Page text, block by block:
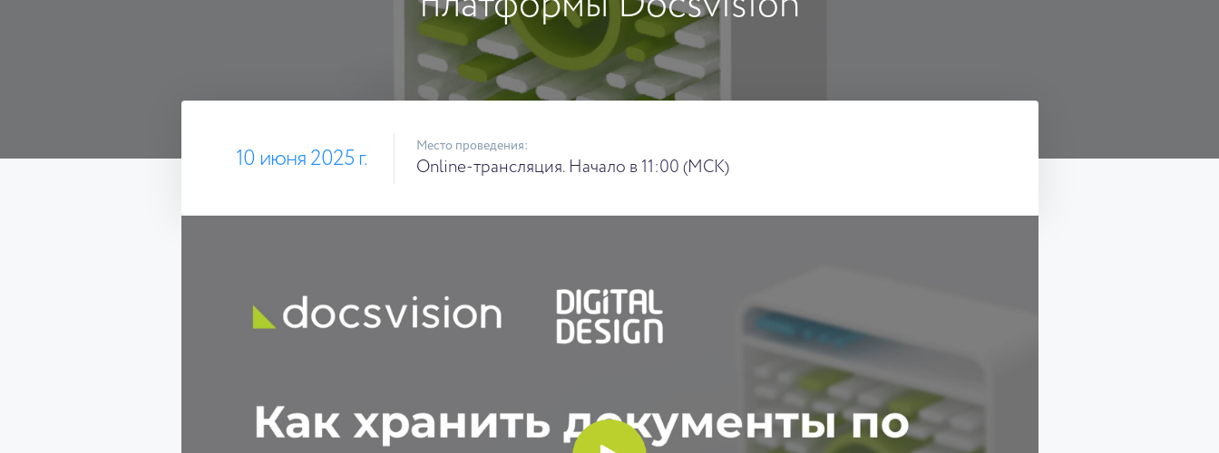
10 июня 2025 г.
Место проведения:
Online-трансляция. Начало в 11:00 (МСК)